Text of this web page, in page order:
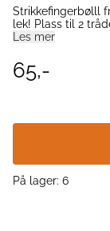
Strikkefingerbølll
Les mer
65,-
På lager: 6